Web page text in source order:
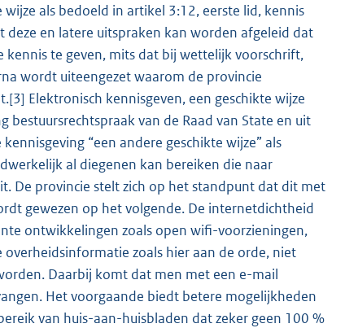
als bedoeld in artikel 3:12, eerste lid, kennis
en latere uitspraken kan worden afgeleid dat
te geven, mits dat bij wettelijk voorschrift,
wordt uiteengezet waarom de provincie
Elektronisch kennisgeven, een geschikte wijze
van de Raad van State en uit
“een andere geschikte wijze” als
al diegenen kan bereiken die naar
De provincie stelt zich op het standpunt dat dit met
gewezen op het volgende. De internetdichtheid
ontwikkelingen zoals open wifi-voorzieningen,
zoals hier aan de orde, niet
Daarbij komt dat men met een e-mail
Het voorgaande biedt betere mogelijkheden
van huis-aan-huisbladen dat zeker geen 100 %